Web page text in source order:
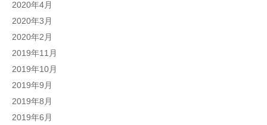
2020年4月
2020年3月
2020年2月
2019年11月
2019年10月
2019年9月
2019年8月
2019年6月